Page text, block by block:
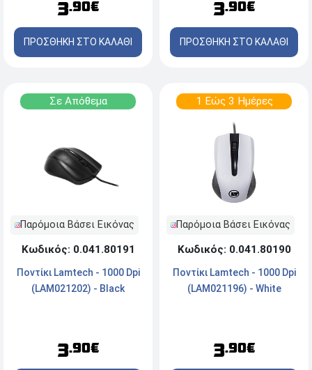
3.90€
ΠΡΟΣΘΗΚΗ ΣΤΟ ΚΑΛΑΘΙ
3.90€
ΠΡΟΣΘΗΚΗ ΣΤΟ ΚΑΛΑΘΙ
Σε Απόθεμα
Παρόμοια Βάσει Εικόνας
Κωδικός: 0.041.80191
Ποντίκι Lamtech - 1000 Dpi
(LAM021202) - Black
3.90€
1 Εώς 3 Ημέρες
Παρόμοια Βάσει Εικόνας
Κωδικός: 0.041.80190
Ποντίκι Lamtech - 1000 Dpi
(LAM021196) - White
3.90€